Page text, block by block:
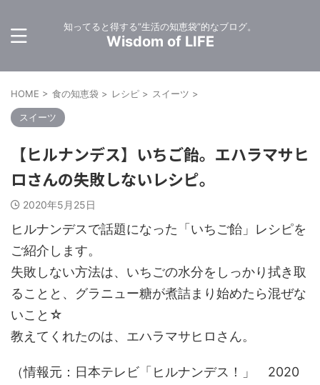
知ってると得する”生活の知恵袋”的なブログ。
Wisdom of LIFE
HOME > 食の知恵袋 > レシピ > スイーツ >
スイーツ
【ヒルナンデス】いちご飴。エハラマサヒ
ロさんの失敗しないレシピ。
2020年5月25日
ヒルナンデスで話題になった「いちご飴」レシピを
ご紹介します。
失敗しない方法は、いちごの水分をしっかり拭き取
ることと、グラニュー糖が煮詰まり始めたら混ぜな
いこと☆
教えてくれたのは、エハラマサヒロさん。
（情報元：日本テレビ「ヒルナンデス！」 2020